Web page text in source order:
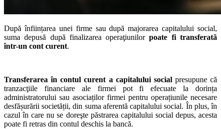
După înființarea unei firme sau după majorarea capitalului social,
suma depusă după finalizarea operaţiunilorpoate fi transferată
într-un cont curent.
Transferarea în contul curent a capitalului socialpresupune că
tranzacţiile financiare ale firmei pot fi efecuate la dorința
administratorului sau asociaților firmei pentru operațiunile necesare
desfășurării societății, din suma aferentă capitalului social. În plus, în
cazul în care nu se doreşte păstrarea capitalului social depus, acesta
poate fi retras din contul deschis la bancă.